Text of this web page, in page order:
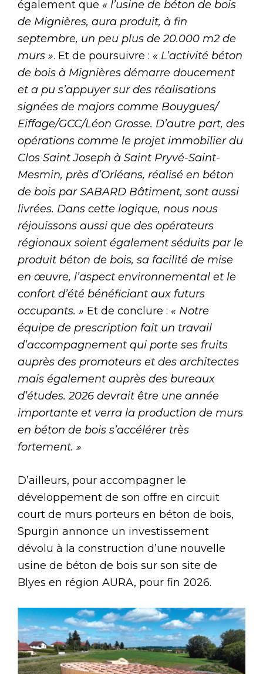
également que « l’usine de béton de bois
de Mignières, aura produit, à fin
septembre, un peu plus de 20.000 m2 de
murs ». Et de poursuivre : « L’activité béton
de bois à Mignières démarre doucement
et a pu s’appuyer sur des réalisations
signées de majors comme Bouygues/
Eiffage/GCC/Léon Grosse. D’autre part, des
opérations comme le projet immobilier du
Clos Saint Joseph à Saint Pryvé-Saint-
Mesmin, près d’Orléans, réalisé en béton
de bois par SABARD Bâtiment, sont aussi
livrées. Dans cette logique, nous nous
réjouissons aussi que des opérateurs
régionaux soient également séduits par le
produit béton de bois, sa facilité de mise
en œuvre, l’aspect environnemental et le
confort d’été bénéficiant aux futurs
occupants. » Et de conclure : « Notre
équipe de prescription fait un travail
d’accompagnement qui porte ses fruits
auprès des promoteurs et des architectes
mais également auprès des bureaux
d’études. 2026 devrait être une année
importante et verra la production de murs
en béton de bois s’accélérer très
fortement. »
D’ailleurs, pour accompagner le
développement de son offre en circuit
court de murs porteurs en béton de bois,
Spurgin annonce un investissement
dévolu à la construction d’une nouvelle
usine de béton de bois sur son site de
Blyes en région AURA, pour fin 2026.